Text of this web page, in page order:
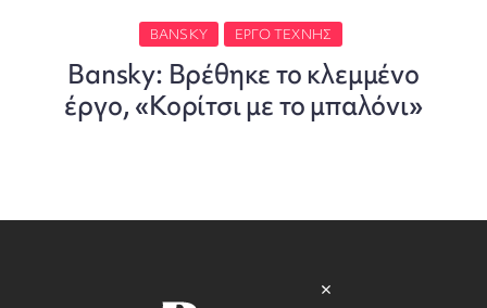
BANSKY ΈΡΓΟ ΤΈΧΝΗΣ
Bansky: Βρέθηκε το κλεμμένο
έργο, «Κορίτσι με το μπαλόνι»